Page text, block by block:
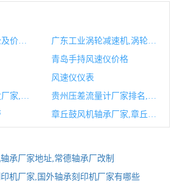
广东工业涡轮减速机,涡轮减速机拆卸图
青岛手持风速仪价格
风速仪仪表
承厂家地址,常德轴承厂改制
机厂家,国外轴承刻印机厂家有哪些